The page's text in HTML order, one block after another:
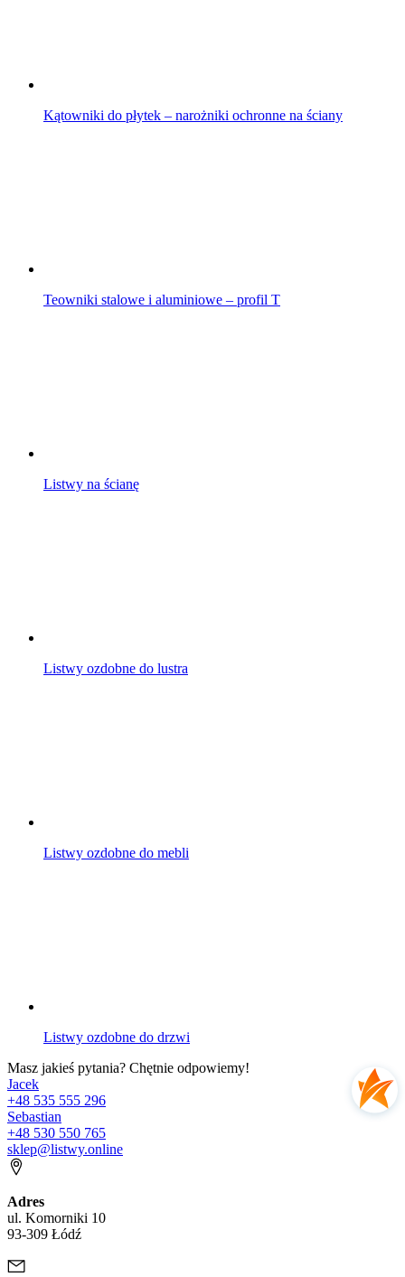
Kątowniki do płytek – narożniki ochronne na ściany
Teowniki stalowe i aluminiowe – profil T
Listwy na ścianę
Listwy ozdobne do lustra
Listwy ozdobne do mebli
Listwy ozdobne do drzwi
Masz jakieś pytania? Chętnie odpowiemy!
Jacek
+48 535 555 296
Sebastian
+48 530 550 765
sklep@listwy.online
Adres
ul. Komorniki 10
93-309 Łódź